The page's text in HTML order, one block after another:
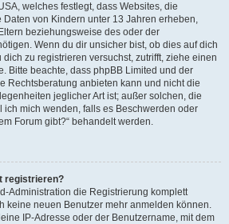
welches festlegt, dass Websites, die
von Kindern unter 13 Jahren erheben,
beziehungsweise des oder der
Wenn du dir unsicher bist, ob dies auf dich
zu registrieren versuchst, zutrifft, ziehe einen
Bitte beachte, dass phpBB Limited und der
Rechtsberatung anbieten kann und nicht die
jeglicher Art ist; außer solchen, die
ich mich wenden, falls es Beschwerden oder
Forum gibt?“ behandelt werden.
registrieren?
Administration die Registrierung komplett
keine neuen Benutzer mehr anmelden können.
IP-Adresse oder der Benutzername, mit dem